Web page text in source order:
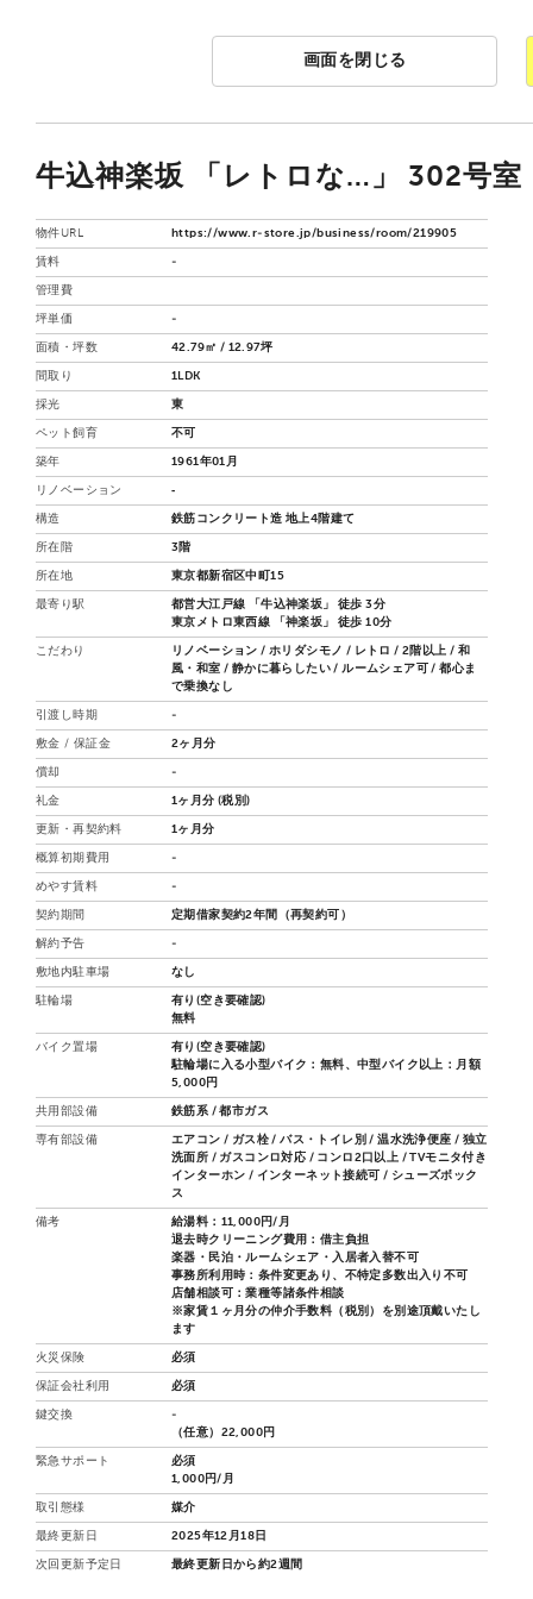
画面を閉じる
牛込神楽坂 「レトロな…」 302号室
物件URL https://www.r-store.jp/business/room/219905
賃料 -
管理費
坪単価 -
面積・坪数 42.79㎡ / 12.97坪
間取り 1LDK
採光 東
ペット飼育 不可
築年 1961年01月
リノベーション ‐
構造 鉄筋コンクリート造 地上4階建て
所在階 3階
所在地 東京都新宿区中町15
最寄り駅
都営大江戸線 「牛込神楽坂」 徒歩 3分
東京メトロ東西線 「神楽坂」 徒歩 10分
こだわり リノベーション ホリダシモノ レトロ 2階以上
和
風・和室
静かに暮らしたい ルームシェア可
都心ま
で乗換なし
引渡し時期 -
敷金 / 保証金 2ヶ月分
償却 -
礼金 1ヶ月分 (税別)
更新・再契約料 1ヶ月分
概算初期費用 -
めやす賃料 -
契約期間 定期借家契約2年間（再契約可）
解約予告 -
敷地内駐車場 なし
駐輪場
有り(空き要確認)
無料
バイク置場
有り(空き要確認)
駐輪場に入る小型バイク：無料、中型バイク以上：月額
5,000円
共用部設備 鉄筋系 / 都市ガス
専有部設備
エアコン / ガス栓 / バス・トイレ別 / 温水洗浄便座 / 独立
洗面所 / ガスコンロ対応 / コンロ2口以上 / TVモニタ付き
インターホン / インターネット接続可 / シューズボック
ス
備考
給湯料：11,000円/月
退去時クリーニング費用：借主負担
楽器・民泊・ルームシェア・入居者入替不可
事務所利用時：条件変更あり、不特定多数出入り不可
店舗相談可：業種等諸条件相談
※家賃１ヶ月分の仲介手数料（税別）を別途頂戴いたし
ます
火災保険 必須
保証会社利用 必須
鍵交換
-
（任意）22,000円
緊急サポート
必須
1,000円/月
取引態様 媒介
最終更新日 2025年12月18日
次回更新予定日 最終更新日から約2週間